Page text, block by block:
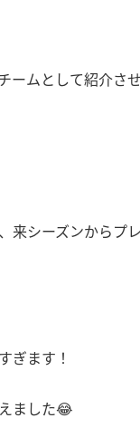
ームとして紹介
来シーズンからプ
ぎます！
ました😂